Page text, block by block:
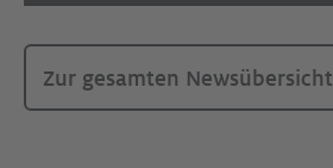
Zur gesamten Newsübersicht